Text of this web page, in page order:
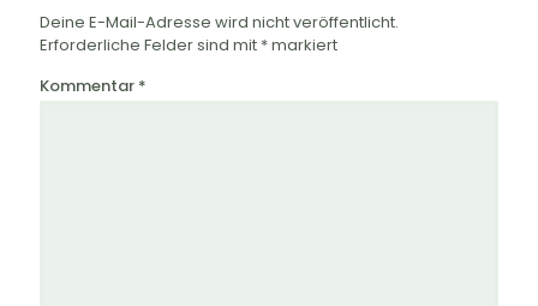
Deine E-Mail-Adresse wird nicht veröffentlicht.
Erforderliche Felder sind mit *markiert
Kommentar *